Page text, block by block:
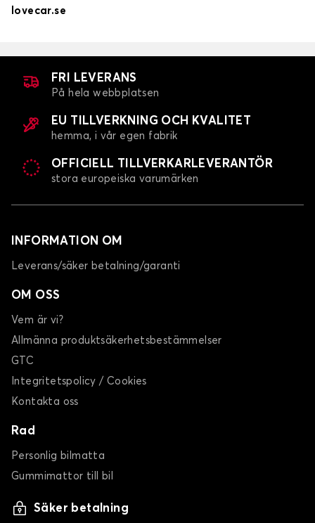
lovecar.se
FRI LEVERANS
På hela webbplatsen
EU TILLVERKNING OCH KVALITET
hemma, i vår egen fabrik
OFFICIELL TILLVERKARLEVERANTÖR
stora europeiska varumärken
INFORMATION OM
Leverans/säker betalning/garanti
OM OSS
Vem är vi?
Allmänna produktsäkerhetsbestämmelser
GTC
Integritetspolicy / Cookies
Kontakta oss
Rad
Personlig bilmatta
Gummimattor till bil
Säker betalning